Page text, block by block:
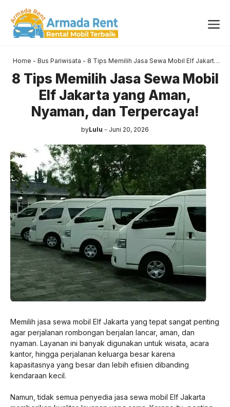
Home - Bus Pariwisata - 8 Tips Memilih Jasa Sewa Mobil Elf Jakarta
8 Tips Memilih Jasa Sewa Mobil
Elf Jakarta yang Aman,
Nyaman, dan Terpercaya!
byLulu Juni 20, 2026
Memilih jasa sewa mobil Elf Jakarta yang tepat sangat penting
agar perjalanan rombongan berjalan lancar, aman, dan
nyaman. Layanan ini banyak digunakan untuk wisata, acara
kantor, hingga perjalanan keluarga besar karena
kapasitasnya yang besar dan lebih efisien dibanding
kendaraan kecil.
Namun, tidak semua penyedia jasa sewa mobil Elf Jakarta